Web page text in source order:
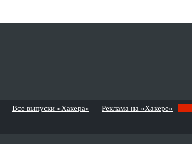
Все выпуски «Хакера» Реклама на «Хакере»